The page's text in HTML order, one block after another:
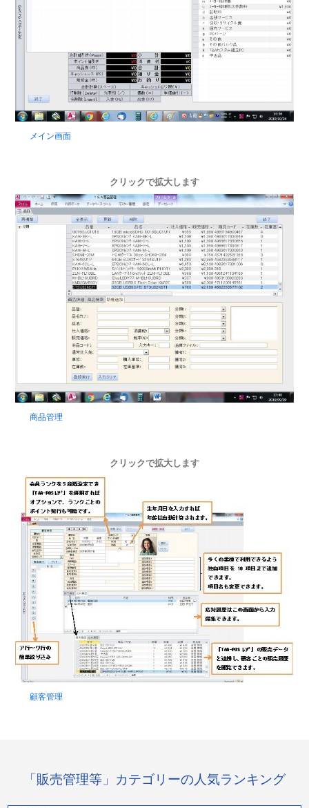
メイン画面
クリックで拡大します
商品管理
クリックで拡大します
顧客管理
「販売管理等」カテゴリーの人気ランキング